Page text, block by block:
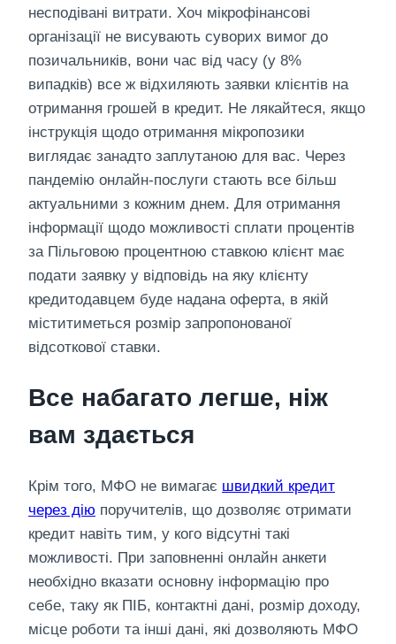
несподівані витрати. Хоч мікрофінансові
організації не висувають суворих вимог до
позичальників, вони час від часу (у 8%
випадків) все ж відхиляють заявки клієнтів на
отримання грошей в кредит. Не лякайтеся, якщо
інструкція щодо отримання мікропозики
виглядає занадто заплутаною для вас. Через
пандемію онлайн-послуги стають все більш
актуальними з кожним днем. Для отримання
інформації щодо можливості сплати процентів
за Пільговою процентною ставкою клієнт має
подати заявку у відповідь на яку клієнту
кредитодавцем буде надана оферта, в якій
міститиметься розмір запропонованої
відсоткової ставки.
Все набагато легше, ніж
вам здається
Крім того, МФО не вимагає швидкий кредит
через дію поручителів, що дозволяє отримати
кредит навіть тим, у кого відсутні такі
можливості. При заповненні онлайн анкети
необхідно вказати основну інформацію про
себе, таку як ПІБ, контактні дані, розмір доходу,
місце роботи та інші дані, які дозволяють МФО